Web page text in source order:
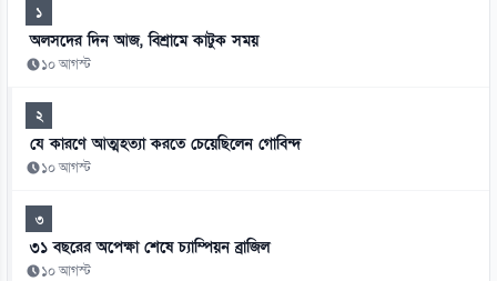
১
অলসদের দিন আজ, বিশ্রামে কাটুক সময়
১০ আগস্ট
২
যে কারণে আত্মহত্যা করতে চেয়েছিলেন গোবিন্দ
১০ আগস্ট
৩
৩১ বছরের অপেক্ষা শেষে চ্যাম্পিয়ন ব্রাজিল
১০ আগস্ট